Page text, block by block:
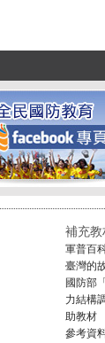
補充教
軍普百
臺灣的
國防部
力結構
助教材
參考資